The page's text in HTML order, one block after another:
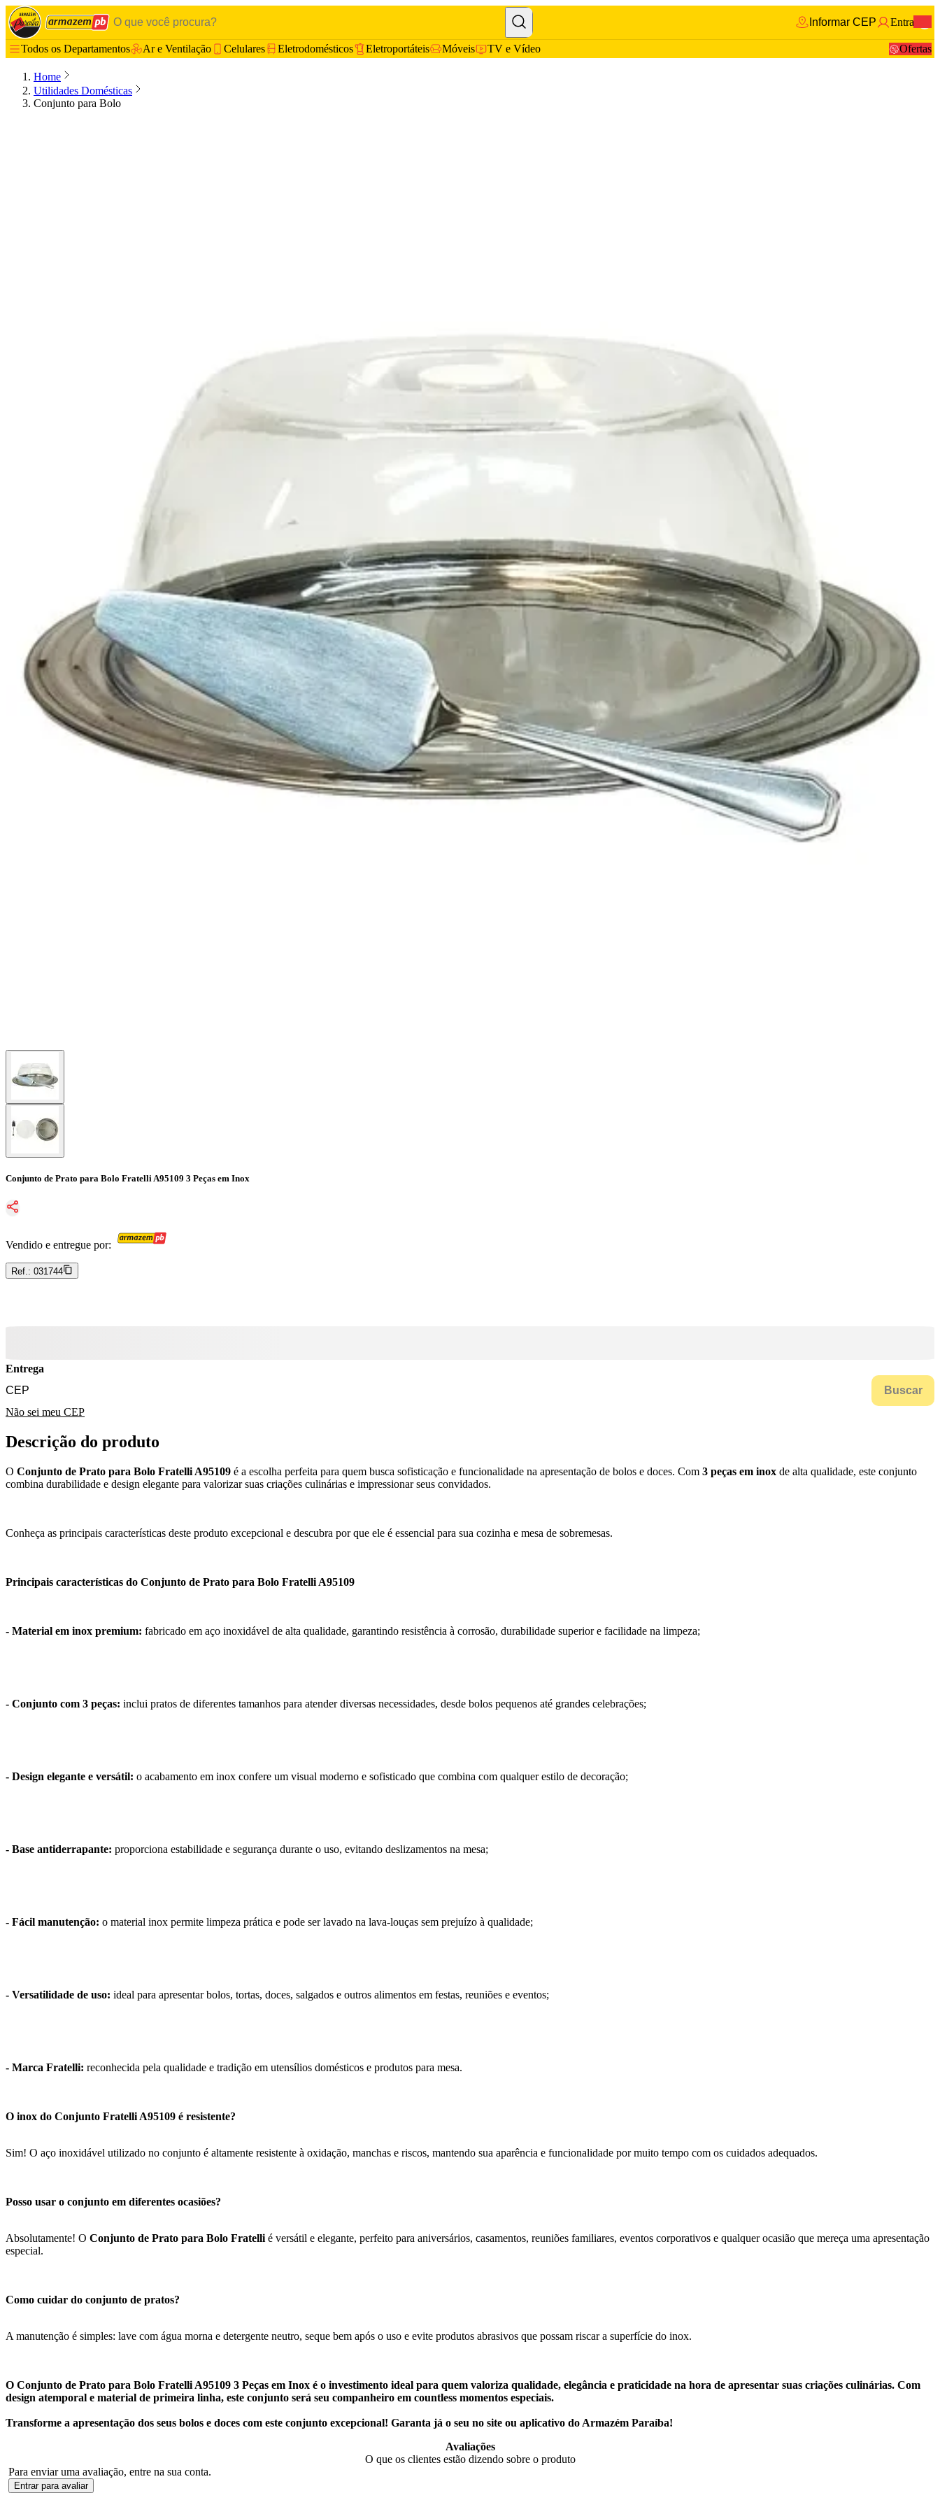
Informar CEP Entrar
Todos os Departamentos Ar e Ventilação Celulares Eletrodomésticos Eletroportáteis Móveis TV e Vídeo Ofertas
Home
Utilidades Domésticas
Conjunto para Bolo
Conjunto de Prato para Bolo Fratelli A95109 3 Peças em Inox
Vendido e entregue por:
Ref.: 031744
Entrega
Buscar
Não sei meu CEP
Descrição do produto
O Conjunto de Prato para Bolo Fratelli A95109 é a escolha perfeita para quem busca sofisticação e funcionalidade na apresentação de bolos e doces. Com 3 peças em inox de alta qualidade, este conjunto
combina durabilidade e design elegante para valorizar suas criações culinárias e impressionar seus convidados.
Conheça as principais características deste produto excepcional e descubra por que ele é essencial para sua cozinha e mesa de sobremesas.
Principais características do Conjunto de Prato para Bolo Fratelli A95109
- Material em inox premium: fabricado em aço inoxidável de alta qualidade, garantindo resistência à corrosão, durabilidade superior e facilidade na limpeza;
- Conjunto com 3 peças: inclui pratos de diferentes tamanhos para atender diversas necessidades, desde bolos pequenos até grandes celebrações;
- Design elegante e versátil: o acabamento em inox confere um visual moderno e sofisticado que combina com qualquer estilo de decoração;
- Base antiderrapante: proporciona estabilidade e segurança durante o uso, evitando deslizamentos na mesa;
- Fácil manutenção: o material inox permite limpeza prática e pode ser lavado na lava-louças sem prejuízo à qualidade;
- Versatilidade de uso: ideal para apresentar bolos, tortas, doces, salgados e outros alimentos em festas, reuniões e eventos;
- Marca Fratelli: reconhecida pela qualidade e tradição em utensílios domésticos e produtos para mesa.
O inox do Conjunto Fratelli A95109 é resistente?
Sim! O aço inoxidável utilizado no conjunto é altamente resistente à oxidação, manchas e riscos, mantendo sua aparência e funcionalidade por muito tempo com os cuidados adequados.
Posso usar o conjunto em diferentes ocasiões?
Absolutamente! O Conjunto de Prato para Bolo Fratelli é versátil e elegante, perfeito para aniversários, casamentos, reuniões familiares, eventos corporativos e qualquer ocasião que mereça uma apresentação
especial.
Como cuidar do conjunto de pratos?
A manutenção é simples: lave com água morna e detergente neutro, seque bem após o uso e evite produtos abrasivos que possam riscar a superfície do inox.
O Conjunto de Prato para Bolo Fratelli A95109 3 Peças em Inox é o investimento ideal para quem valoriza qualidade, elegância e praticidade na hora de apresentar suas criações culinárias. Com
design atemporal e material de primeira linha, este conjunto será seu companheiro em countless momentos especiais.
Transforme a apresentação dos seus bolos e doces com este conjunto excepcional! Garanta já o seu no site ou aplicativo do Armazém Paraíba!
Avaliações
O que os clientes estão dizendo sobre o produto
Para enviar uma avaliação, entre na sua conta.
Entrar para avaliar